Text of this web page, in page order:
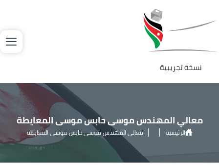
to
in
All
تجاوز إلى المحتوى الرئيسي
نسخة تجريبية
معالي المهندس موسى حابس موسى المعايطة
الرئيسية معالي المهندس موسى حابس موسى المعايطة